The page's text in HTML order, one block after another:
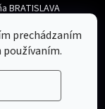
prechádzaním
BRATISLAVA